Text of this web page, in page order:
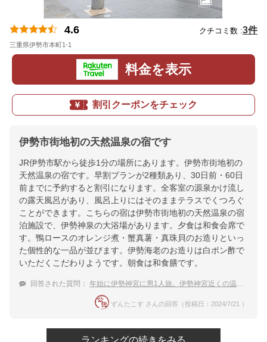
4.6 クチコミ数 :3件
三重県伊勢市本町1-1
料金を表示
割引クーポンをチェック
伊勢市街地初の天然温泉の宿です
JR伊勢市駅から徒歩1分の場所にあります。伊勢市街地初の
天然温泉の宿です。早割プランが2種類あり、30日前・60日
前までに予約すると割引になります。全客室の源泉かけ流し
の露天風呂があり、風呂上りにはそのままテラスでくつろぐ
ことができます。こちらの宿は伊勢市街地初の天然温泉の宿
泊施設で、伊勢神泉の大浴場があります。夕食は和食会席で
す。鴨ロースのオレンジ煮・蟹真薯・真珠貝のお造りといっ
た個性的な一品が並びます。伊勢海老のお造りは白ポン酢で
いただくこだわりようです。朝食は和食膳です。
回答された質問： 年始に伊勢神宮に男1人旅。伊勢神宮近くの温泉宿を教えて。
ずんたこす さんの回答（投稿日：2024/7/21 ）
ランキングの続きをみる